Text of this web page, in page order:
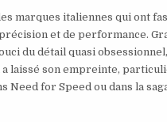
marques italiennes qui ont
et de performance.
du détail quasi
laissé son empreinte,
Need for Speed ou dans la